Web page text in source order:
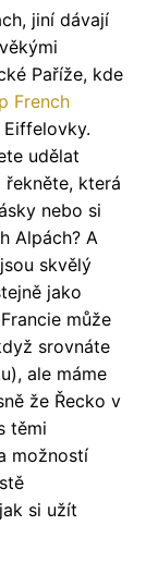
jiní dávají
Paříže, kde
French
udělat
která
nebo si
Alpách? A
jsou skvělý
jako
může
srovnáte
ale máme
že Řecko v
těmi
možností
si užít